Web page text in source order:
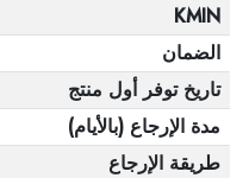
KMIN
الضمان
تاريخ توفر أول منتج
مدة الإرجاع (بالأيام)
طريقة الإرجاع